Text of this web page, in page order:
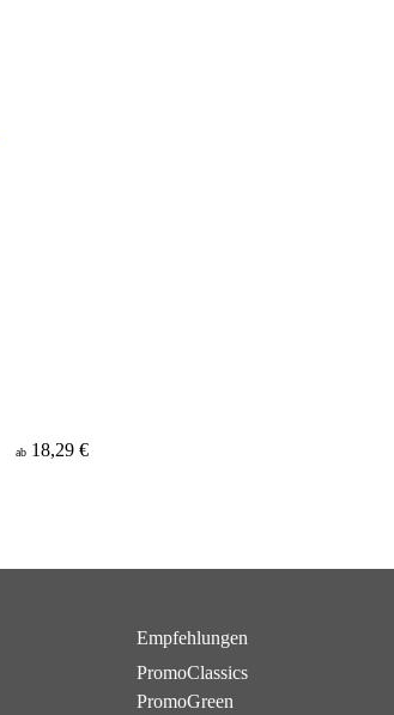
ab 18,29 €
Empfehlungen
PromoClassics
PromoGreen